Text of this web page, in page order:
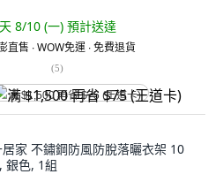
8/10 (一) 預計送達
直售 ∙ WOW免運 ∙ 免費退貨
(5)
满 $1,500 再省 $75 (王道卡)
居家 不鏽鋼防風防脫落曬衣架 10
銀色, 1組